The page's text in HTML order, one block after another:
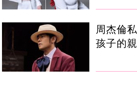
周杰倫
孩子的